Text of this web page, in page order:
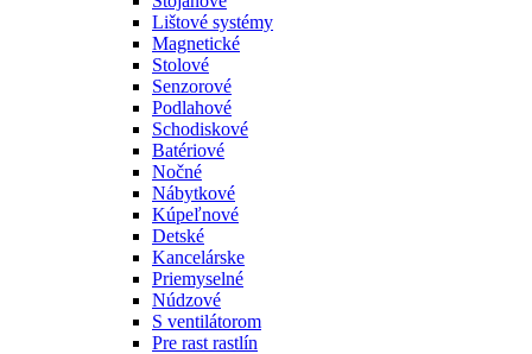
Lištové systémy
Magnetické
Stolové
Senzorové
Podlahové
Schodiskové
Batériové
Nočné
Nábytkové
Kúpeľnové
Detské
Kancelárske
Priemyselné
Núdzové
S ventilátorom
Pre rast rastlín